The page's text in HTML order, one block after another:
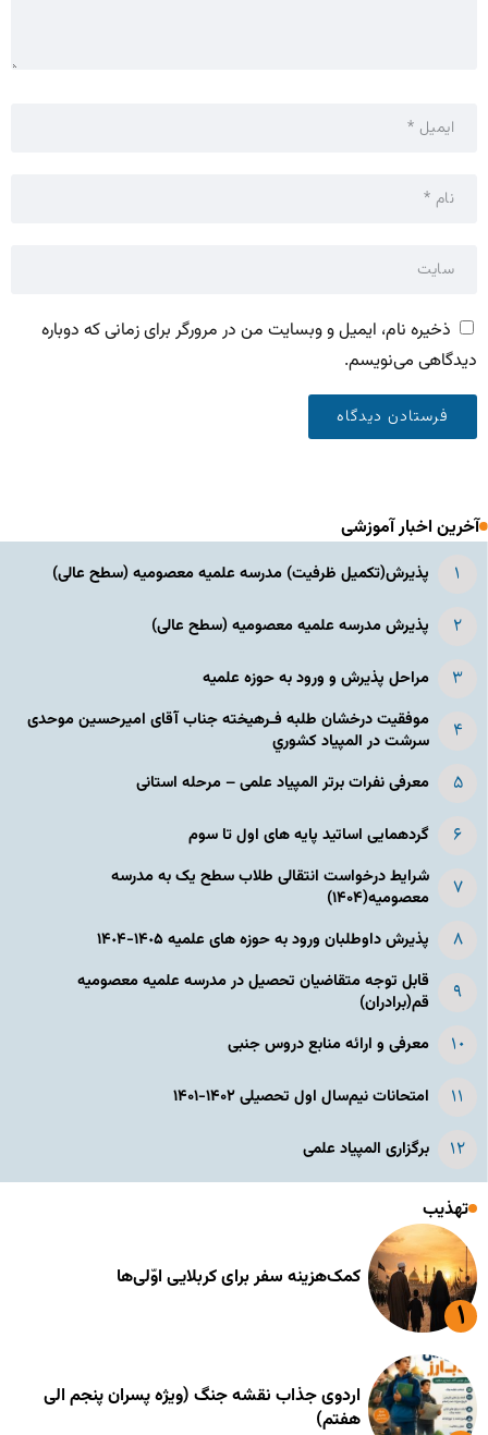
ذخیره نام، ایمیل و وبسایت من در مرورگر برای زمانی که دوباره
دیدگاهی می‌نویسم.
آخرین اخبار آموزشی
پذیرش(تکمیل ظرفیت) مدرسه علمیه معصومیه‌ (سطح عالی)
پذیرش مدرسه علمیه معصومیه‌ (سطح عالی)
مراحل پذیرش و ورود به حوزه علمیه
موفقیت درخشان طلبه فـرهیخته جناب آقای امیرحسین موحدی
سرشت در المپياد كشوري
معرفی نفرات برتر المپیاد علمی – مرحله استانی
گردهمایی اساتید پایه های اول تا سوم
شرایط درخواست انتقالی طلاب سطح یک به مدرسه
معصومیه(۱۴۰۴)
پذیرش داوطلبان ورود به حوزه های علمیه ١۴٠۵-١۴٠۴
قابل توجه متقاضیان تحصیل در مدرسه علمیه معصومیه
قم(برادران)
معرفی و ارائه منابع دروس جنبی
امتحانات نیم‌سال اول تحصیلی ۱۴۰۲-۱۴۰۱
برگزاری المپیاد علمی
تهذیب
کمک‌هزینه سفر برای کربلایی اوّلی‌ها
اردوی جذاب نقشه جنگ (ویژه پسران پنجم الی
هفتم)